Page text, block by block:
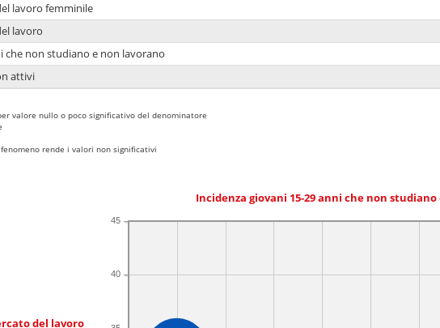
lavoro femminile
lavoro
che non studiano e non lavorano
attivi
valore nullo o poco significativo del denominatore
rende i valori non significativi
Incidenza giovani 15-29 anni che non
del lavoro
40
45